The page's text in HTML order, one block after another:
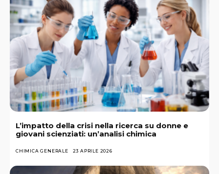
L’impatto della crisi nella ricerca su donne e
giovani scienziati: un’analisi chimica
CHIMICA GENERALE 23 APRILE 2026